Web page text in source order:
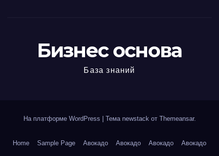
Бизнес основа
База знаний
На платформе WordPress Тема newstack от Themeansar.
Home Sample Page Авокадо Авокадо Авокадо Авокадо